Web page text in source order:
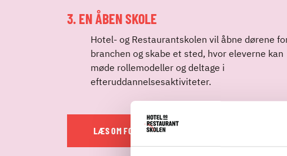
3. EN ÅBEN SKOLE
Hotel- og Restaurantskolen vil åbne dørene
branchen og skabe et sted, hvor eleverne kan
møde rollemodeller og deltage i
efteruddannelsesaktiviteter.
LÆS OM FOKUSOMRÅDERNE